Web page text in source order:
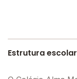
durante as
e o aprendizado
Quadra Esportiva
Estrutura escolar